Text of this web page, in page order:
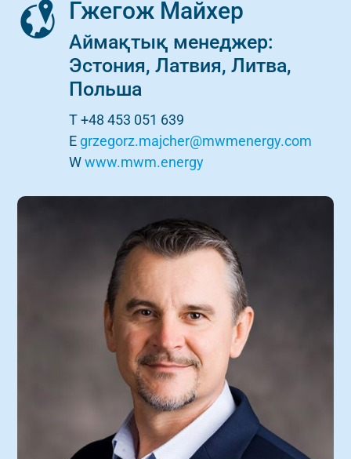
Гжегож Майхер
Аймақтық менеджер:
Эстония, Латвия, Литва,
Польша
T +48 453 051 639
E grzegorz.majcher@mwmenergy.com
Wwww.mwm.energy